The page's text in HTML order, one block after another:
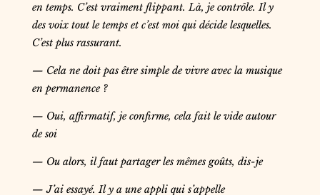
en temps. C’est vraiment flippant. Là, je contrôle. Il y
des voix tout le temps et c’est moi qui décide lesquelles.
C’est plus rassurant.
— Cela ne doit pas être simple de vivre avec la musique
en permanence ?
— Oui, affirmatif, je confirme, cela fait le vide autour
de soi
— Ou alors, il faut partager les mêmes goûts, dis-je
— J’ai essayé. Il y a une appli qui s’appelle